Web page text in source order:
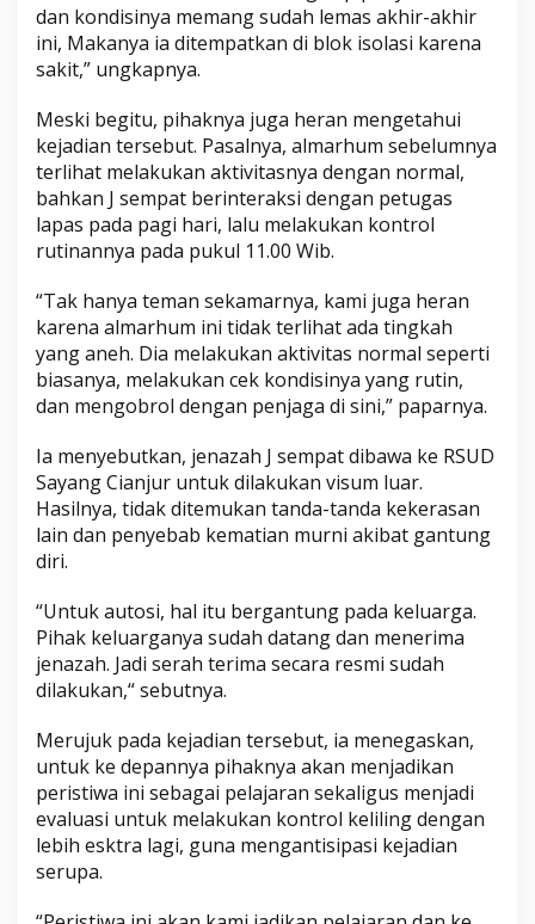
dan kondisinya memang sudah lemas akhir-akhir
ini, Makanya ia ditempatkan di blok isolasi karena
sakit,” ungkapnya.
Meski begitu, pihaknya juga heran mengetahui
kejadian tersebut. Pasalnya, almarhum sebelumnya
terlihat melakukan aktivitasnya dengan normal,
bahkan J sempat berinteraksi dengan petugas
lapas pada pagi hari, lalu melakukan kontrol
rutinannya pada pukul 11.00 Wib.
“Tak hanya teman sekamarnya, kami juga heran
karena almarhum ini tidak terlihat ada tingkah
yang aneh. Dia melakukan aktivitas normal seperti
biasanya, melakukan cek kondisinya yang rutin,
dan mengobrol dengan penjaga di sini,” paparnya.
Ia menyebutkan, jenazah J sempat dibawa ke RSUD
Sayang Cianjur untuk dilakukan visum luar.
Hasilnya, tidak ditemukan tanda-tanda kekerasan
lain dan penyebab kematian murni akibat gantung
diri.
“Untuk autosi, hal itu bergantung pada keluarga.
Pihak keluarganya sudah datang dan menerima
jenazah. Jadi serah terima secara resmi sudah
dilakukan,“ sebutnya.
Merujuk pada kejadian tersebut, ia menegaskan,
untuk ke depannya pihaknya akan menjadikan
peristiwa ini sebagai pelajaran sekaligus menjadi
evaluasi untuk melakukan kontrol keliling dengan
lebih esktra lagi, guna mengantisipasi kejadian
serupa.